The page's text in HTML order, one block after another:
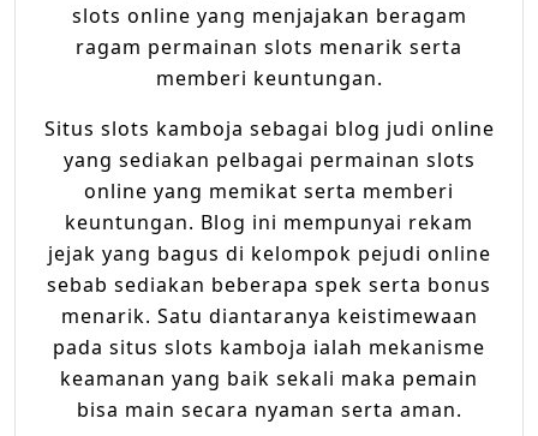
slots online yang menjajakan beragam
ragam permainan slots menarik serta
memberi keuntungan.
Situs slots kamboja sebagai blog judi online
yang sediakan pelbagai permainan slots
online yang memikat serta memberi
keuntungan. Blog ini mempunyai rekam
jejak yang bagus di kelompok pejudi online
sebab sediakan beberapa spek serta bonus
menarik. Satu diantaranya keistimewaan
pada situs slots kamboja ialah mekanisme
keamanan yang baik sekali maka pemain
bisa main secara nyaman serta aman.